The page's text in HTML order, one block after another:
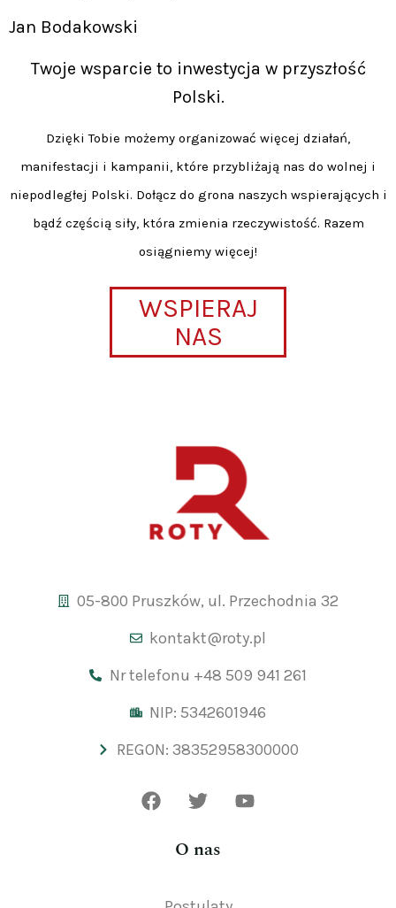
Jan Bodakowski
Twoje wsparcie to inwestycja w przyszłość
Polski.
Dzięki Tobie możemy organizować więcej działań,
manifestacji i kampanii, które przybliżają nas do wolnej i
niepodległej Polski. Dołącz do grona naszych wspierających i
bądź częścią siły, która zmienia rzeczywistość. Razem
osiągniemy więcej!
WSPIERAJ
NAS
05-800 Pruszków, ul. Przechodnia 32
kontakt@roty.pl
Nr telefonu +48 509 941 261
NIP: 5342601946
REGON: 38352958300000
O nas